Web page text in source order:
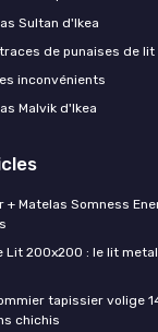
Sultan d'Ikea
de punaises de
inconvénients
Malvik d'Ikea
+ Matelas Somness
Lit 200x200 : le lit
tapissier volige
chichis